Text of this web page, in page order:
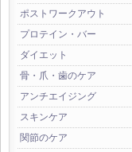
ポストワークアウト
プロテイン・バー
ダイエット
骨・爪・歯のケア
アンチエイジング
スキンケア
関節のケア